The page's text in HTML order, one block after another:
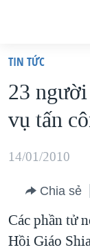
truy
cập
Tới
dung
chính
điều
hướng
VIỆT NAM
HOA KỲ
BIỂN ĐÔNG
BLOG
DIỄN ĐÀN
TIN TỨC
23
vụ tấn
14/01/2010
Chia sẻ
Các phần tử
Hồi Giáo